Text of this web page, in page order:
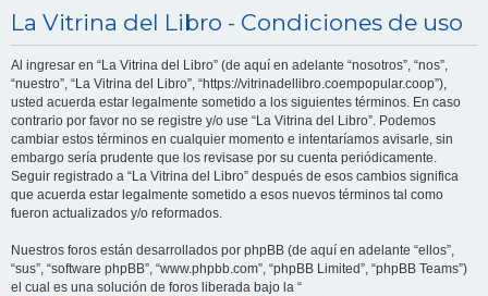
La Vitrina del Libro - Condiciones de uso
Al ingresar en “La Vitrina del Libro” (de aquí en adelante “nosotros”, “nos”,
“nuestro”, “La Vitrina del Libro”, “https://vitrinadellibro.coempopular.coop”),
usted acuerda estar legalmente sometido a los siguientes términos. En caso
contrario por favor no se registre y/o use “La Vitrina del Libro”. Podemos
cambiar estos términos en cualquier momento e intentaríamos avisarle, sin
embargo sería prudente que los revisase por su cuenta periódicamente.
Seguir registrado a “La Vitrina del Libro” después de esos cambios significa
que acuerda estar legalmente sometido a esos nuevos términos tal como
fueron actualizados y/o reformados.
Nuestros foros están desarrollados por phpBB (de aquí en adelante “ellos”,
“sus”, “software phpBB”, “www.phpbb.com”, “phpBB Limited”, “phpBB Teams”)
el cual es una solución de foros liberada bajo la “